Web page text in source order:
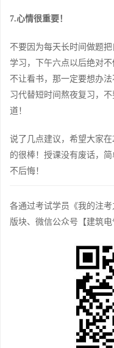
7.心情很重要！
不要因为每天长时间做题
学习，下午六点以后绝对
不让看书，那一定要想办
习代替短时间熬夜复习，
道！
说了几点建议，希望大家
的很棒！授课没有废话，
不后悔！
各通过考试学员《我的注
版块、微信公众号【建筑